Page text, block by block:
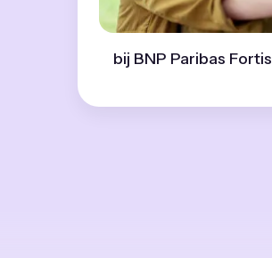
bij BNP Paribas Fortis